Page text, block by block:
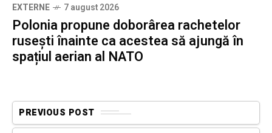
EXTERNE 7 august 2026
Polonia propune doborârea rachetelor
rusești înainte ca acestea să ajungă în
spațiul aerian al NATO
PREVIOUS POST